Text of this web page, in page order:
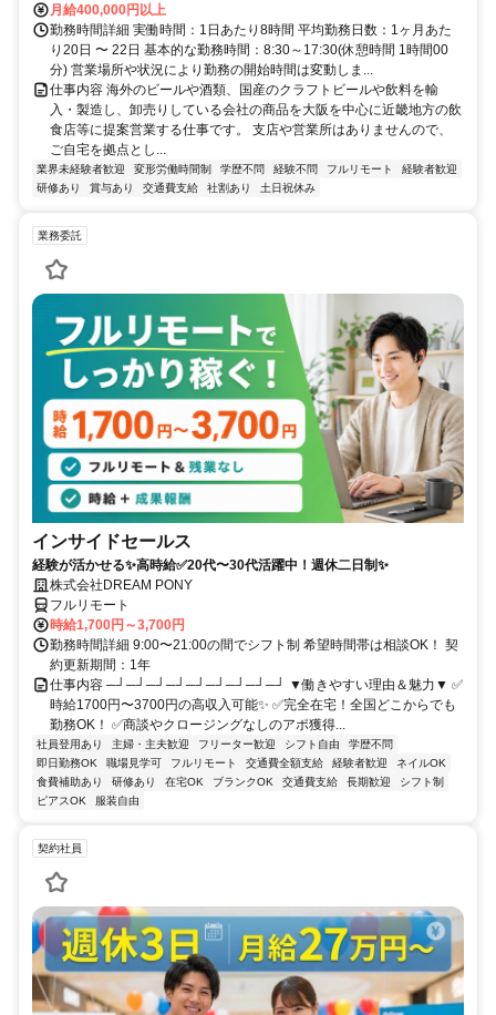
月給400,000円以上
勤務時間詳細 実働時間：1日あたり8時間 平均勤務日数：1ヶ月あた
り20日 〜 22日 基本的な勤務時間：8:30～17:30(休憩時間 1時間00
分) 営業場所や状況により勤務の開始時間は変動しま...
仕事内容 海外のビールや酒類、国産のクラフトビールや飲料を輸
入・製造し、卸売りしている会社の商品を大阪を中心に近畿地方の飲
食店等に提案営業する仕事です。 支店や営業所はありませんので、
ご自宅を拠点とし...
業界未経験者歓迎 変形労働時間制 学歴不問 経験不問 フルリモート
経験者歓迎
研修あり
賞与あり 交通費支給 社割あり 土日祝休み
業務委託
インサイドセールス
経験が活かせる✨高時給✅20代〜30代活躍中！週休二日制✨
株式会社DREAM PONY
フルリモート
時給1,700円～3,700円
勤務時間詳細 9:00〜21:00の間でシフト制 希望時間帯は相談OK！ 契
約更新期間：1年
仕事内容 ─┘─┘─┘─┘─┘─┘─┘─┘─┘ ▼働きやすい理由＆魅力▼ ✅
時給1700円〜3700円の高収入可能✨ ✅完全在宅！全国どこからでも
勤務OK！ ✅商談やクロージングなしのアポ獲得...
社員登用あり 主婦・主夫歓迎 フリーター歓迎 シフト自由
学歴不問
即日勤務OK
職場見学可 フルリモート 交通費全額支給 経験者歓迎
ネイルOK
食費補助あり
研修あり 在宅OK ブランクOK 交通費支給 長期歓迎
シフト制
ピアスOK
服装自由
契約社員